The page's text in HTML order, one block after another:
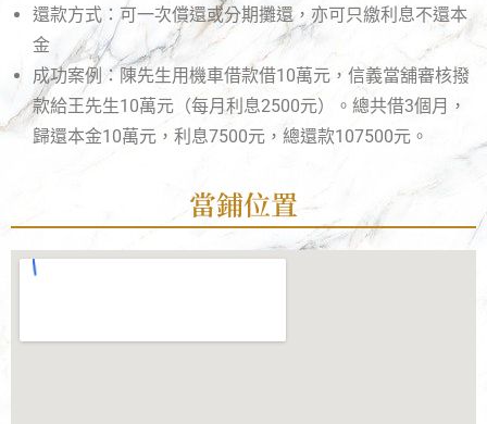
還款方式：可一次償還或分期攤還，亦可只繳利息不還本
金
成功案例：陳先生用機車借款借10萬元，信義當舖審核撥
款給王先生10萬元（每月利息2500元）。總共借3個月，
歸還本金10萬元，利息7500元，總還款107500元。
當鋪位置